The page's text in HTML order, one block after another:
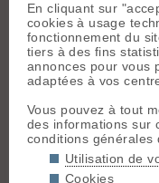
Piece crantée
(SuperBea le
J'ai perdu une pièce
chaussure et à la
montant à la scia par
l'aperçoit, qu'il me l'a
Photo argentique -
03.01.2021 à 21:12)
Les images tiennent
En cliquant sur
cookies à usage
fonctionnement du
tiers à des fins
annonces pour vous
adaptées à vos
Vous pouvez à tout
des informations sur
conditions générales
Utilisation de
Cookies